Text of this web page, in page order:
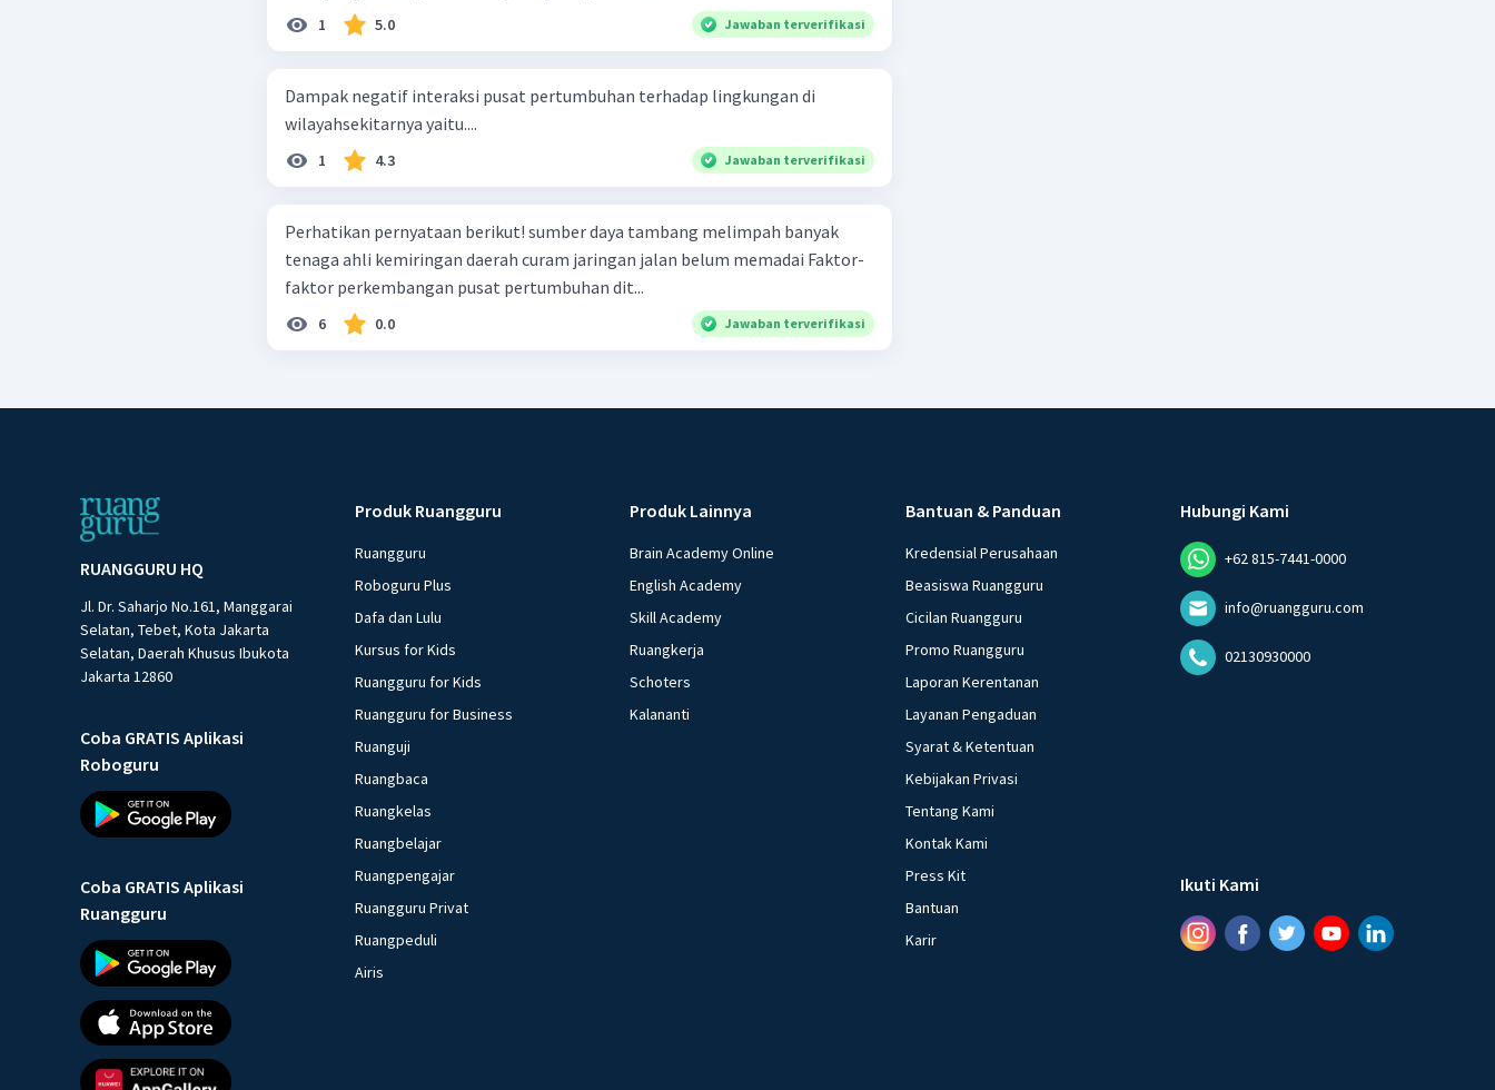
1 5.0 Jawaban terverifikasi
Dampak negatif interaksi pusat pertumbuhan terhadap lingkungan di
wilayahsekitarnya yaitu....
1 4.3 Jawaban terverifikasi
Perhatikan pernyataan berikut! sumber daya tambang melimpah banyak
tenaga ahli kemiringan daerah curam jaringan jalan belum memadai Faktor-
faktor perkembangan pusat pertumbuhan dit...
6 0.0 Jawaban terverifikasi
RUANGGURU HQ
Jl. Dr. Saharjo No.161, Manggarai
Selatan, Tebet, Kota Jakarta
Selatan, Daerah Khusus Ibukota
Jakarta 12860
Coba GRATIS Aplikasi
Roboguru
Coba GRATIS Aplikasi
Ruangguru
Produk Ruangguru
Ruangguru
Roboguru Plus
Dafa dan Lulu
Kursus for Kids
Ruangguru for Kids
Ruangguru for Business
Ruanguji
Ruangbaca
Ruangkelas
Ruangbelajar
Ruangpengajar
Ruangguru Privat
Ruangpeduli
Airis
Produk Lainnya
Brain Academy Online
English Academy
Skill Academy
Ruangkerja
Schoters
Kalananti
Bantuan & Panduan
Kredensial Perusahaan
Beasiswa Ruangguru
Cicilan Ruangguru
Promo Ruangguru
Laporan Kerentanan
Layanan Pengaduan
Syarat & Ketentuan
Kebijakan Privasi
Tentang Kami
Kontak Kami
Press Kit
Bantuan
Karir
Hubungi Kami
+62 815-7441-0000
info@ruangguru.com
02130930000
Ikuti Kami